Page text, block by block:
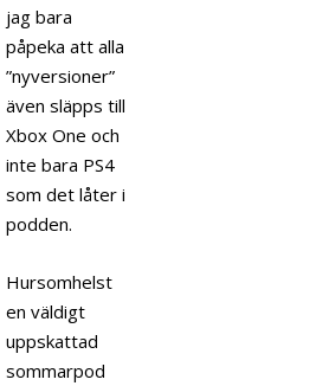
jag bara
påpeka att alla
”nyversioner”
även släpps till
Xbox One och
inte bara PS4
som det låter i
podden.
Hursomhelst
en väldigt
uppskattad
sommarpod